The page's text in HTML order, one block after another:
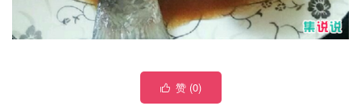
 赞 (0)